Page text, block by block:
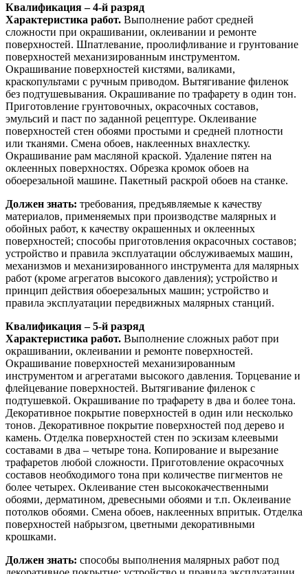
Квалификация – 4-й разряд
Характеристика работ. Выполнение работ средней
сложности при окрашивании, оклеивании и ремонте
поверхностей. Шпатлевание, проолифливание и грунтование
поверхностей механизированным инструментом.
Окрашивание поверхностей кистями, валиками,
краскопультами с ручным приводом. Вытягивание филенок
без подтушевывания. Окрашивание по трафарету в один тон.
Приготовление грунтовочных, окрасочных составов,
эмульсий и паст по заданной рецептуре. Оклеивание
поверхностей стен обоями простыми и средней плотности
или тканями. Смена обоев, наклеенных внахлестку.
Окрашивание рам масляной краской. Удаление пятен на
оклеенных поверхностях. Обрезка кромок обоев на
обоерезальной машине. Пакетный раскрой обоев на станке.
Должен знать: требования, предъявляемые к качеству
материалов, применяемых при производстве малярных и
обойных работ, к качеству окрашенных и оклеенных
поверхностей; способы приготовления окрасочных составов;
устройство и правила эксплуатации обслуживаемых машин,
механизмов и механизированного инструмента для малярных
работ (кроме агрегатов высокого давления); устройство и
принцип действия обоерезальных машин; устройство и
правила эксплуатации передвижных малярных станций.
Квалификация – 5-й разряд
Характеристика работ. Выполнение сложных работ при
окрашивании, оклеивании и ремонте поверхностей.
Окрашивание поверхностей механизированным
инструментом и агрегатами высокого давления. Торцевание и
флейцевание поверхностей. Вытягивание филенок с
подтушевкой. Окрашивание по трафарету в два и более тона.
Декоративное покрытие поверхностей в один или несколько
тонов. Декоративное покрытие поверхностей под дерево и
камень. Отделка поверхностей стен по эскизам клеевыми
составами в два – четыре тона. Копирование и вырезание
трафаретов любой сложности. Приготовление окрасочных
составов необходимого тона при количестве пигментов не
более четырех. Оклеивание стен высококачественными
обоями, дерматином, древесными обоями и т.п. Оклеивание
потолков обоями. Смена обоев, наклеенных впритык. Отделка
поверхностей набрызгом, цветными декоративными
крошками.
Должен знать: способы выполнения малярных работ под